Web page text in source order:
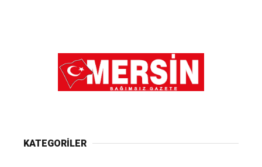
KATEGORİLER